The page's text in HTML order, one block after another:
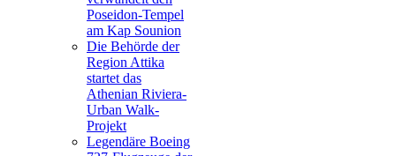
Poseidon-Tempel
am Kap Sounion
Die Behörde der
Region Attika
startet das
Athenian Riviera-
Urban Walk-
Projekt
Legendäre Boeing